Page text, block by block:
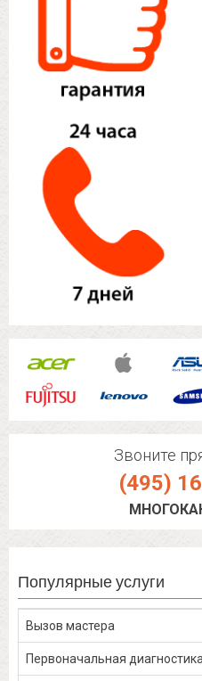
Звоните
(495)
Популярные услуги
Вызов мастера
Первоначальная диагностика